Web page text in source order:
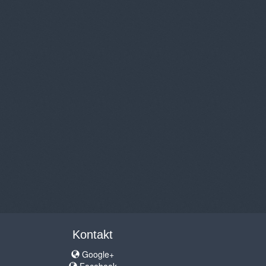
Kontakt
Google+